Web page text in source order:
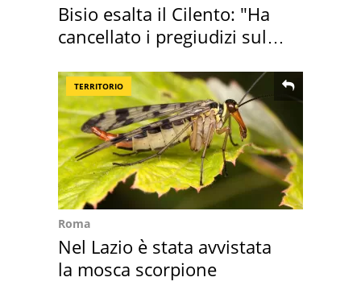
Bisio esalta il Cilento: "Ha
cancellato i pregiudizi sul
TERRITORIO
Roma
Nel Lazio è stata avvistata
la mosca scorpione